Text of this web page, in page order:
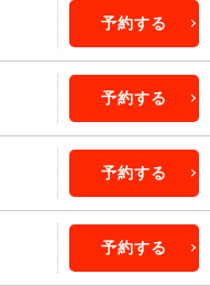
予約する
予約する
予約する
予約する